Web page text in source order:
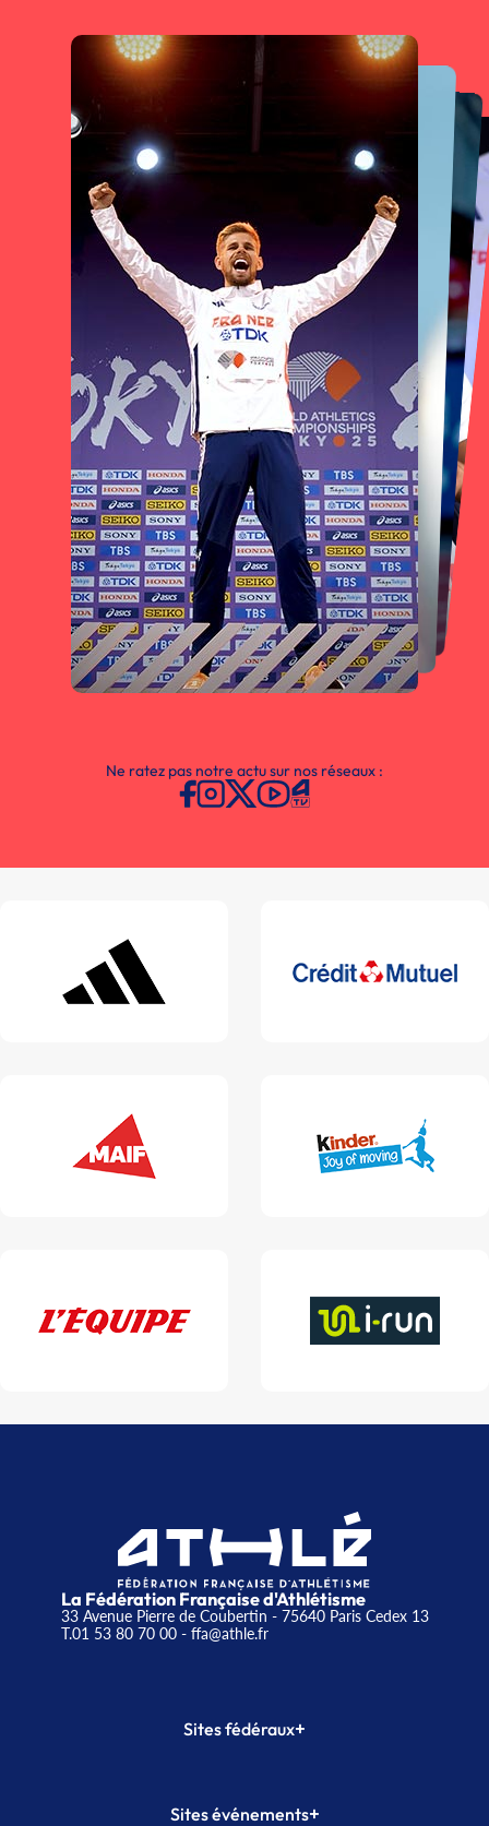
Ne ratez pas notre actu sur nos réseaux :
La Fédération Française d'Athlétisme
33 Avenue Pierre de Coubertin - 75640 Paris Cedex 13
T.01 53 80 70 00- ffa@athle.fr
Sites fédéraux+
Plateforme Formation
Sites événements+